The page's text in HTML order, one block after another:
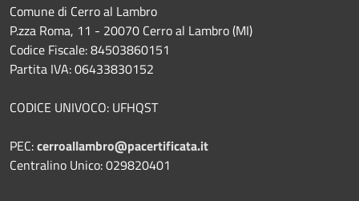
Comune di Cerro al Lambro
P.zza Roma, 11 - 20070 Cerro al Lambro (MI)
Codice Fiscale: 84503860151
Partita IVA: 06433830152
CODICE UNIVOCO: UFHQST
PEC:cerroallambro@pacertificata.it
Centralino Unico: 029820401